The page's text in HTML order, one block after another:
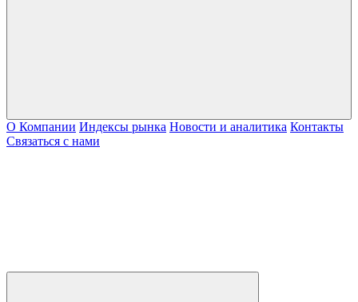
О Компании Индексы рынка Новости и аналитика Контакты
Связаться с нами